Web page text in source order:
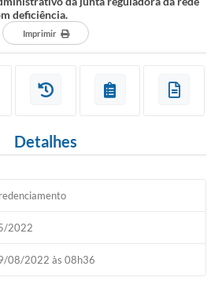
deficiência.
Imprimir
Detalhes
2022
08/2022 às 08h36